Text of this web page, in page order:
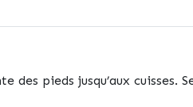
pieds jusqu’aux cuisses.